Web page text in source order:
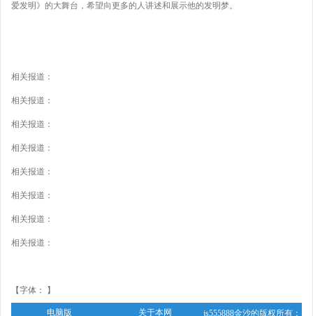
爱发明》的大舞台，希望向更多的人讲述和展示他的发明梦。
相关报道：
相关报道：
相关报道：
相关报道：
相关报道：
相关报道：
相关报道：
相关报道：
【字体： 】
电脑版 关于本网 js555888金沙的版权所有：